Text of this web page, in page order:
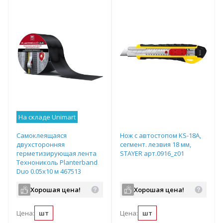
На складе Unimart
Самоклеящаяся
двухсторонняя
герметизирующая лента
Технониколь Planterband
Duo 0,05х10 м 467513
Хорошая цена!
Цена: шт
Нож с автостопом KS-18A,
сегмент. лезвия 18 мм,
STAYER арт.0916_z01
Хорошая цена!
Цена: шт